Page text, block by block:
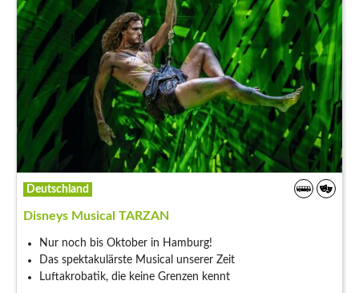
Deutschland
Disneys Musical TARZAN
Nur noch bis Oktober in Hamburg!
Das spektakulärste Musical unserer Zeit
Luftakrobatik, die keine Grenzen kennt